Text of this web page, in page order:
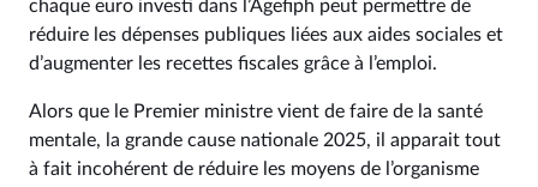
chaque euro investi dans l’Agefiph peut permettre de
réduire les dépenses publiques liées aux aides sociales et
d’augmenter les recettes fiscales grâce à l’emploi.
Alors que le Premier ministre vient de faire de la santé
mentale, la grande cause nationale 2025, il apparait tout
à fait incohérent de réduire les moyens de l’organisme